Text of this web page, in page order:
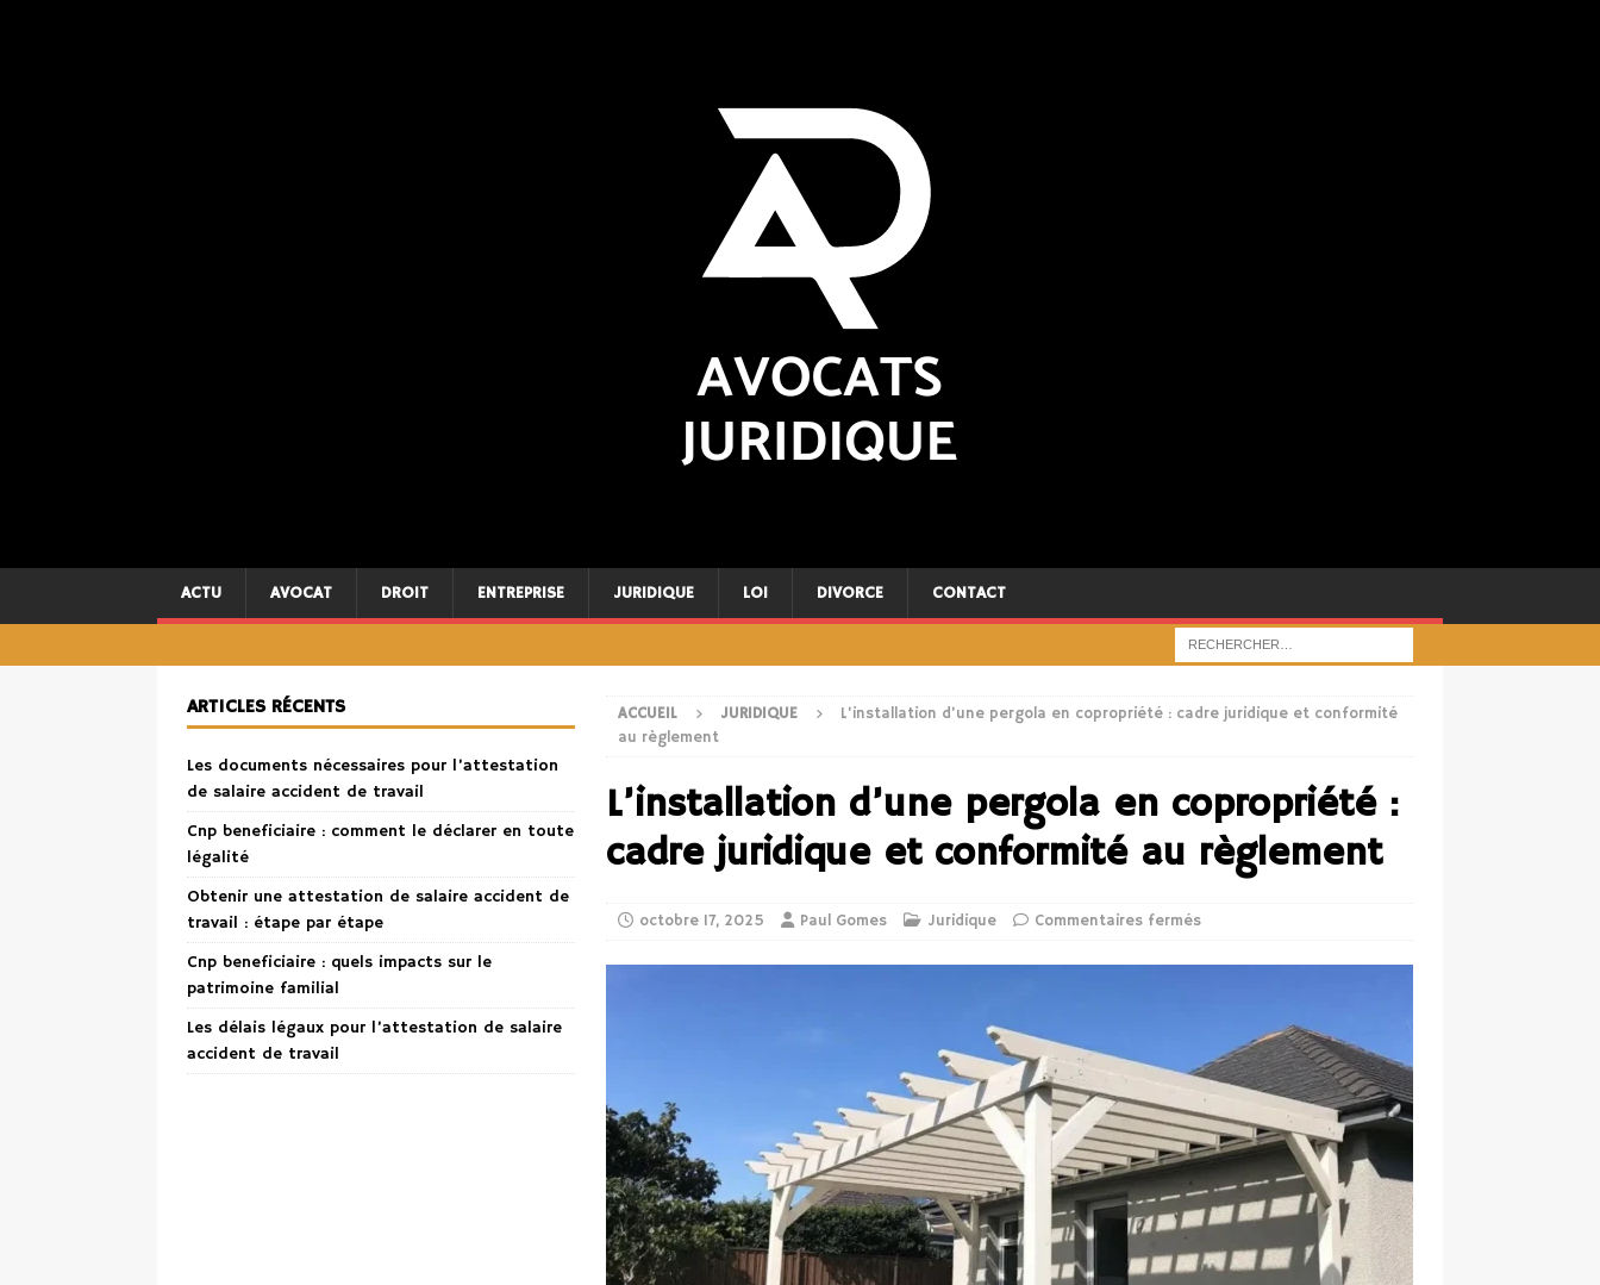
ACTU AVOCAT DROIT ENTREPRISE JURIDIQUE LOI DIVORCE CONTACT
ACCUEIL JURIDIQUE
L’installation d’une pergola en copropriété : cadre juridique et conformité
au règlement
L’installation d’une pergola en copropriété :
cadre juridique et conformité au règlement
octobre 17, 2025 Paul Gomes Juridique Commentaires fermés
ARTICLES RÉCENTS
Les documents nécessaires pour l’attestation
de salaire accident de travail
Cnp beneficiaire : comment le déclarer en toute
légalité
Obtenir une attestation de salaire accident de
travail : étape par étape
Cnp beneficiaire : quels impacts sur le
patrimoine familial
Les délais légaux pour l’attestation de salaire
accident de travail